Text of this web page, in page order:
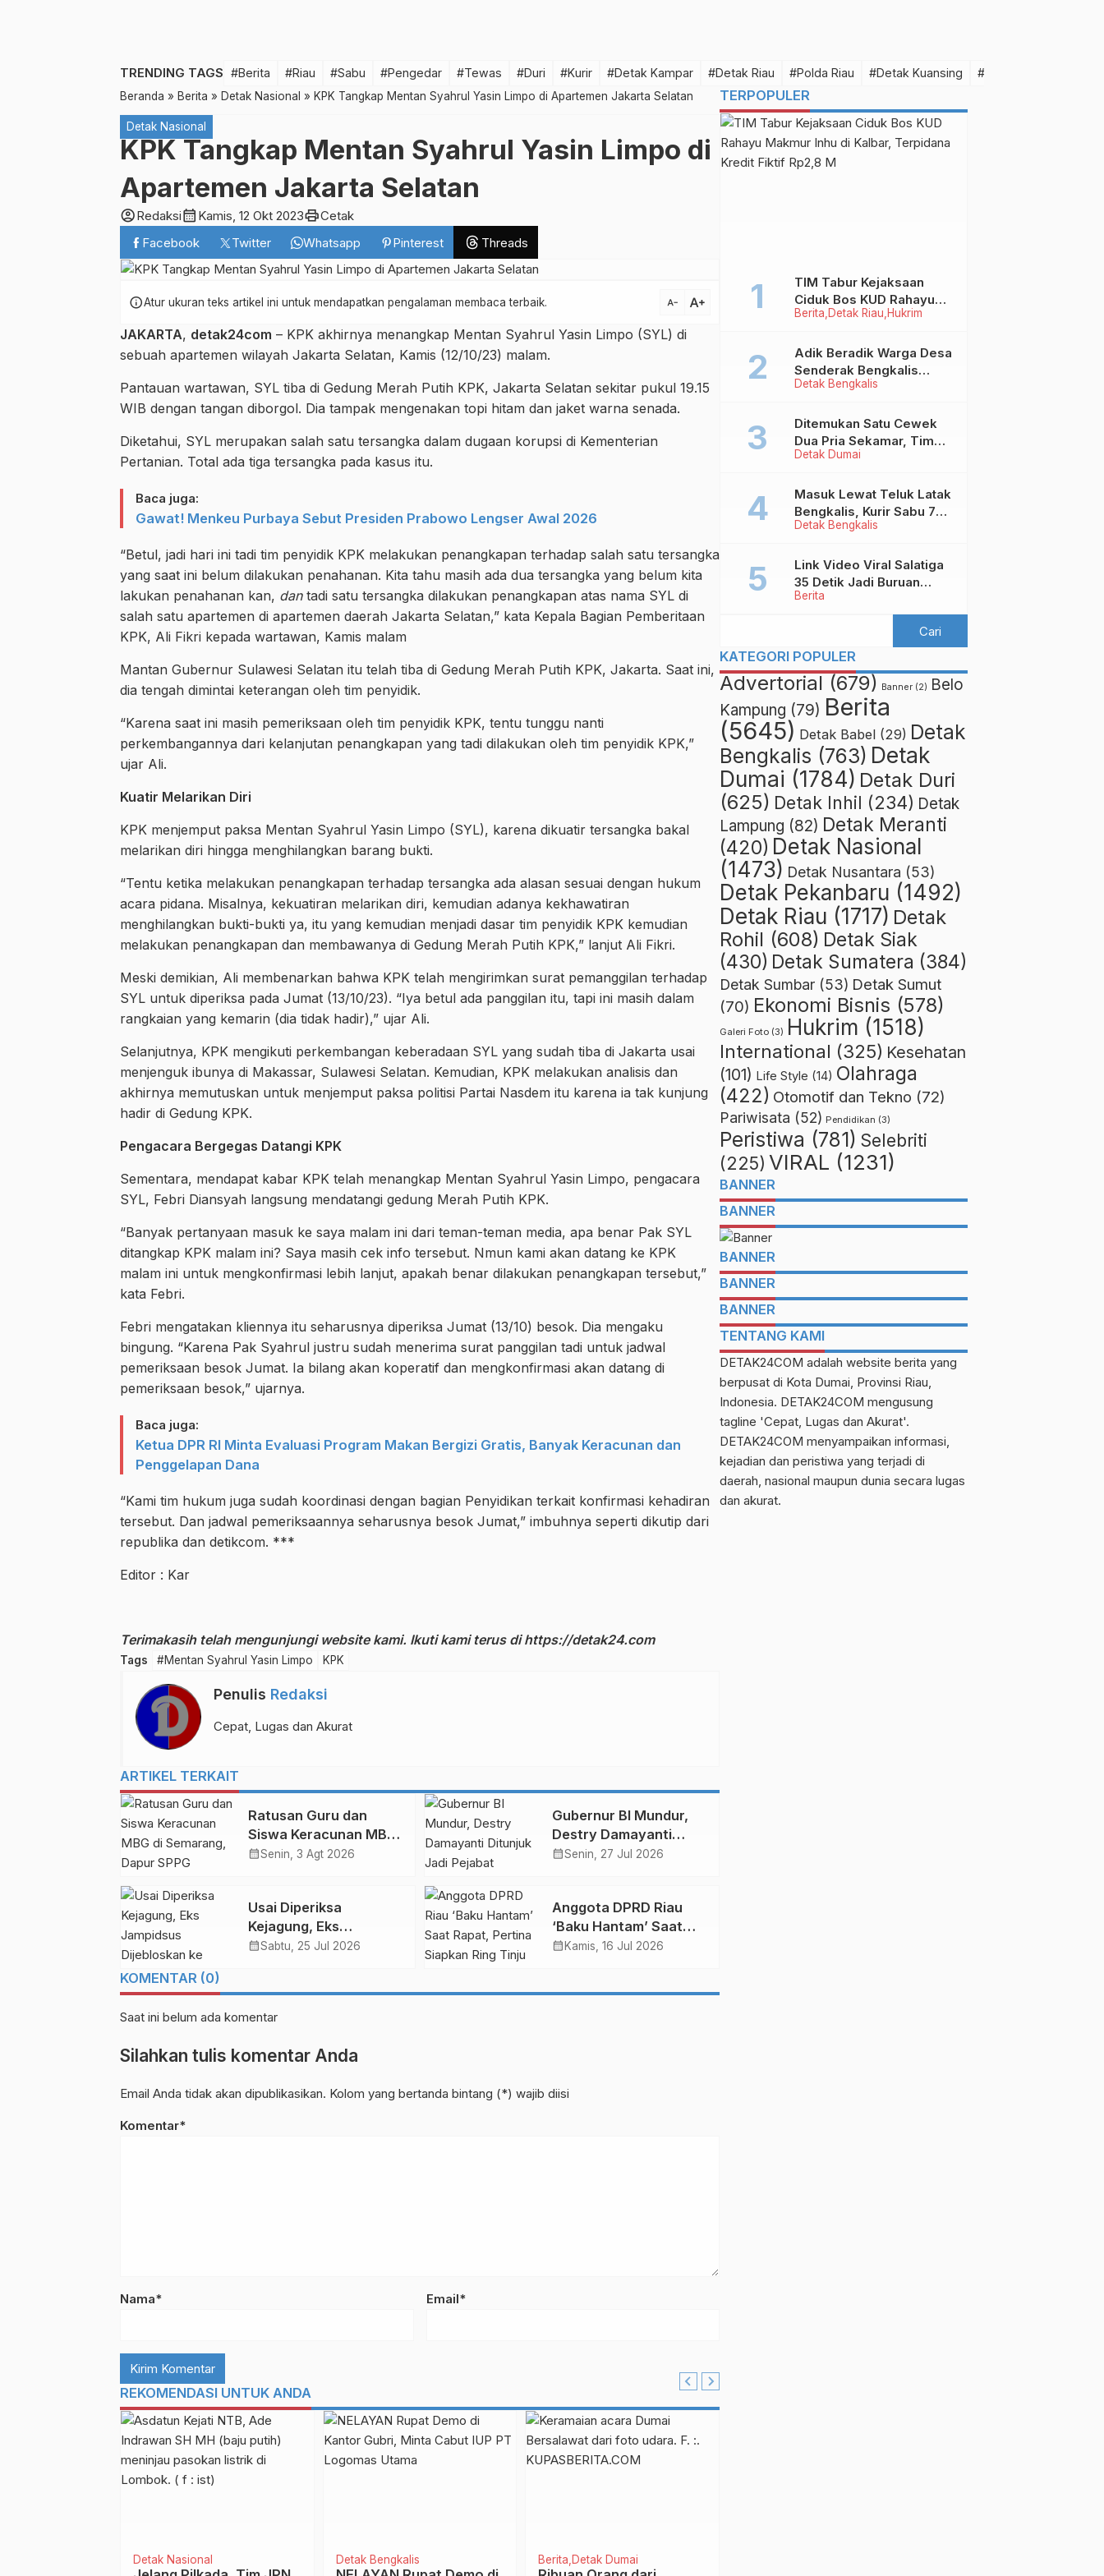
TRENDING TAGS #Berita #Riau #Sabu #Pengedar #Tewas #Duri #Kurir #Detak Kampar #Detak Riau #Polda Riau #Detak Kuansing #Detak Pelalawan
Beranda » Berita » Detak Nasional » KPK Tangkap Mentan Syahrul Yasin Limpo di Apartemen Jakarta Selatan
Detak Nasional
KPK Tangkap Mentan Syahrul Yasin Limpo di
Apartemen Jakarta Selatan
account_circleRedaksicalendar_month Kamis, 12 Okt 2023printCetak
Facebook
Twitter Whatsapp Pinterest Threads
infoAtur ukuran teks artikel ini untuk mendapatkan pengalaman membaca terbaik. text_decrease text_increase
JAKARTA, detak24com – KPK akhirnya menangkap Mentan Syahrul Yasin Limpo (SYL) di
sebuah apartemen wilayah Jakarta Selatan, Kamis (12/10/23) malam.
Pantauan wartawan, SYL tiba di Gedung Merah Putih KPK, Jakarta Selatan sekitar pukul 19.15
WIB dengan tangan diborgol. Dia tampak mengenakan topi hitam dan jaket warna senada.
Diketahui, SYL merupakan salah satu tersangka dalam dugaan korupsi di Kementerian
Pertanian. Total ada tiga tersangka pada kasus itu.
Baca juga:
Gawat! Menkeu Purbaya Sebut Presiden Prabowo Lengser Awal 2026
“Betul, jadi hari ini tadi tim penyidik KPK melakukan penangkapan terhadap salah satu tersangka
yang saat ini belum dilakukan penahanan. Kita tahu masih ada dua tersangka yang belum kita
lakukan penahanan kan, dantadi satu tersangka dilakukan penangkapan atas nama SYL di
salah satu apartemen di apartemen daerah Jakarta Selatan,” kata Kepala Bagian Pemberitaan
KPK, Ali Fikri kepada wartawan, Kamis malam
Mantan Gubernur Sulawesi Selatan itu telah tiba di Gedung Merah Putih KPK, Jakarta. Saat ini,
dia tengah dimintai keterangan oleh tim penyidik.
“Karena saat ini masih pemeriksaan oleh tim penyidik KPK, tentu tunggu nanti
perkembangannya dari kelanjutan penangkapan yang tadi dilakukan oleh tim penyidik KPK,”
ujar Ali.
Kuatir Melarikan Diri
KPK menjemput paksa Mentan Syahrul Yasin Limpo (SYL), karena dikuatir tersangka bakal
melarikan diri hingga menghilangkan barang bukti.
“Tentu ketika melakukan penangkapan terhadap tersangka ada alasan sesuai dengan hukum
acara pidana. Misalnya, kekuatiran melarikan diri, kemudian adanya kekhawatiran
menghilangkan bukti-bukti ya, itu yang kemudian menjadi dasar tim penyidik KPK kemudian
melakukan penangkapan dan membawanya di Gedung Merah Putih KPK,” lanjut Ali Fikri.
Meski demikian, Ali membenarkan bahwa KPK telah mengirimkan surat pemanggilan terhadap
SYL untuk diperiksa pada Jumat (13/10/23). “Iya betul ada panggilan itu, tapi ini masih dalam
rangkaian yang kemarin (dia tidak hadir),” ujar Ali.
Selanjutnya, KPK mengikuti perkembangan keberadaan SYL yang sudah tiba di Jakarta usai
menjenguk ibunya di Makassar, Sulawesi Selatan. Kemudian, KPK melakukan analisis dan
akhirnya memutuskan untuk menjemput paksa politisi Partai Nasdem itu karena ia tak kunjung
hadir di Gedung KPK.
Pengacara Bergegas Datangi KPK
Sementara, mendapat kabar KPK telah menangkap Mentan Syahrul Yasin Limpo, pengacara
SYL, Febri Diansyah langsung mendatangi gedung Merah Putih KPK.
“Banyak pertanyaan masuk ke saya malam ini dari teman-teman media, apa benar Pak SYL
ditangkap KPK malam ini? Saya masih cek info tersebut. Nmun kami akan datang ke KPK
malam ini untuk mengkonfirmasi lebih lanjut, apakah benar dilakukan penangkapan tersebut,”
kata Febri.
Febri mengatakan kliennya itu seharusnya diperiksa Jumat (13/10) besok. Dia mengaku
bingung. “Karena Pak Syahrul justru sudah menerima surat panggilan tadi untuk jadwal
pemeriksaan besok Jumat. Ia bilang akan koperatif dan mengkonfirmasi akan datang di
pemeriksaan besok,” ujarnya.
Baca juga:
Ketua DPR RI Minta Evaluasi Program Makan Bergizi Gratis, Banyak Keracunan dan
Penggelapan Dana
“Kami tim hukum juga sudah koordinasi dengan bagian Penyidikan terkait konfirmasi kehadiran
tersebut. Dan jadwal pemeriksaannya seharusnya besok Jumat,” imbuhnya seperti dikutip dari
republika dan detikcom. ***
Editor : Kar
Terimakasih telah mengunjungi website kami. Ikuti kami terus dihttps://detak24.com
Tags #Mentan Syahrul Yasin Limpo KPK
Penulis Redaksi
Cepat, Lugas dan Akurat
ARTIKEL TERKAIT
Ratusan Guru dan
Siswa Keracunan MBG
di Semarang, Dapur
calendar_monthSenin, 3 Agt 2026
Gubernur BI Mundur,
Destry Damayanti
Ditunjuk Jadi Pejabat
calendar_monthSenin, 27 Jul 2026
Usai Diperiksa
Kejagung, Eks
Jampidsus Dijebloskan
calendar_monthSabtu, 25 Jul 2026
Anggota DPRD Riau
‘Baku Hantam’ Saat
Rapat, Pertina Siapkan
calendar_month Kamis, 16 Jul 2026
KOMENTAR (0)
Saat ini belum ada komentar
Silahkan tulis komentar Anda
Email Anda tidak akan dipublikasikan. Kolom yang bertanda bintang (*) wajib diisi
Komentar*
Nama* Email*
REKOMENDASI UNTUK ANDA
Detak Nasional Detak Bengkalis Berita Detak Dumai
TERPOPULER
Berita Detak Riau Hukrim
TIM Tabur Kejaksaan
Ciduk Bos KUD Rahayu
Makmur Inhu di Kalbar,
Rp2,8 M
Detak Bengkalis
Adik Beradik Warga Desa
Senderak Bengkalis
‘Ditendang’ ke Malaysia,
Detak Dumai
Ditemukan Satu Cewek
Dua Pria Sekamar, Tim
Yustisi Dumai Garuk
Mesum
Detak Bengkalis
Masuk Lewat Teluk Latak
Bengkalis, Kurir Sabu 7
Kilo Diringkus di
Berita
Link Video Viral Salatiga
35 Detik Jadi Buruan
Netizen
KATEGORI POPULER
Advertorial (679) Banner (2) Belo
Kampung (79) Berita
(5645) Detak Babel (29) Detak
Bengkalis (763) Detak
Dumai (1784) Detak Duri
(625) Detak Inhil (234) Detak
Lampung (82) Detak Meranti
(420) Detak Nasional
(1473) Detak Nusantara (53)
Detak Pekanbaru (1492)
Detak Riau (1717) Detak
Rohil (608) Detak Siak
(430) Detak Sumatera (384)
Detak Sumbar (53) Detak Sumut
(70) Ekonomi Bisnis (578)
Galeri Foto (3) Hukrim (1518)
International (325) Kesehatan
(101) Life Style (14) Olahraga
(422) Otomotif dan Tekno (72)
Pariwisata (52) Pendidikan (3)
Peristiwa (781) Selebriti
(225) VIRAL (1231)
BANNER
BANNER
BANNER
BANNER
BANNER
TENTANG KAMI
DETAK24COM adalah website berita yang
berpusat di Kota Dumai, Provinsi Riau,
Indonesia. DETAK24COM mengusung
tagline 'Cepat, Lugas dan Akurat'.
DETAK24COM menyampaikan informasi,
kejadian dan peristiwa yang terjadi di
daerah, nasional maupun dunia secara lugas
dan akurat.